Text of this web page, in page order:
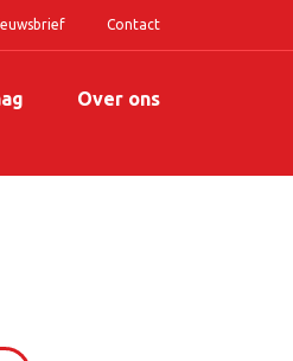
Contact
Over ons